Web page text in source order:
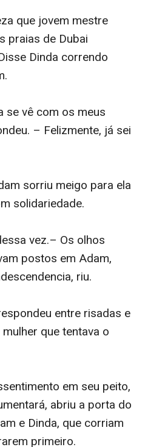
que jovem mestre
praias de Dubai
Dinda correndo
se vê com os meus
– Felizmente, já sei
sorriu meigo para ela
solidariedade.
vez.– Os olhos
postos em Adam,
riu.
entre risadas e
que tentava o
em seu peito,
abriu a porta do
e Dinda, que corriam
primeiro.